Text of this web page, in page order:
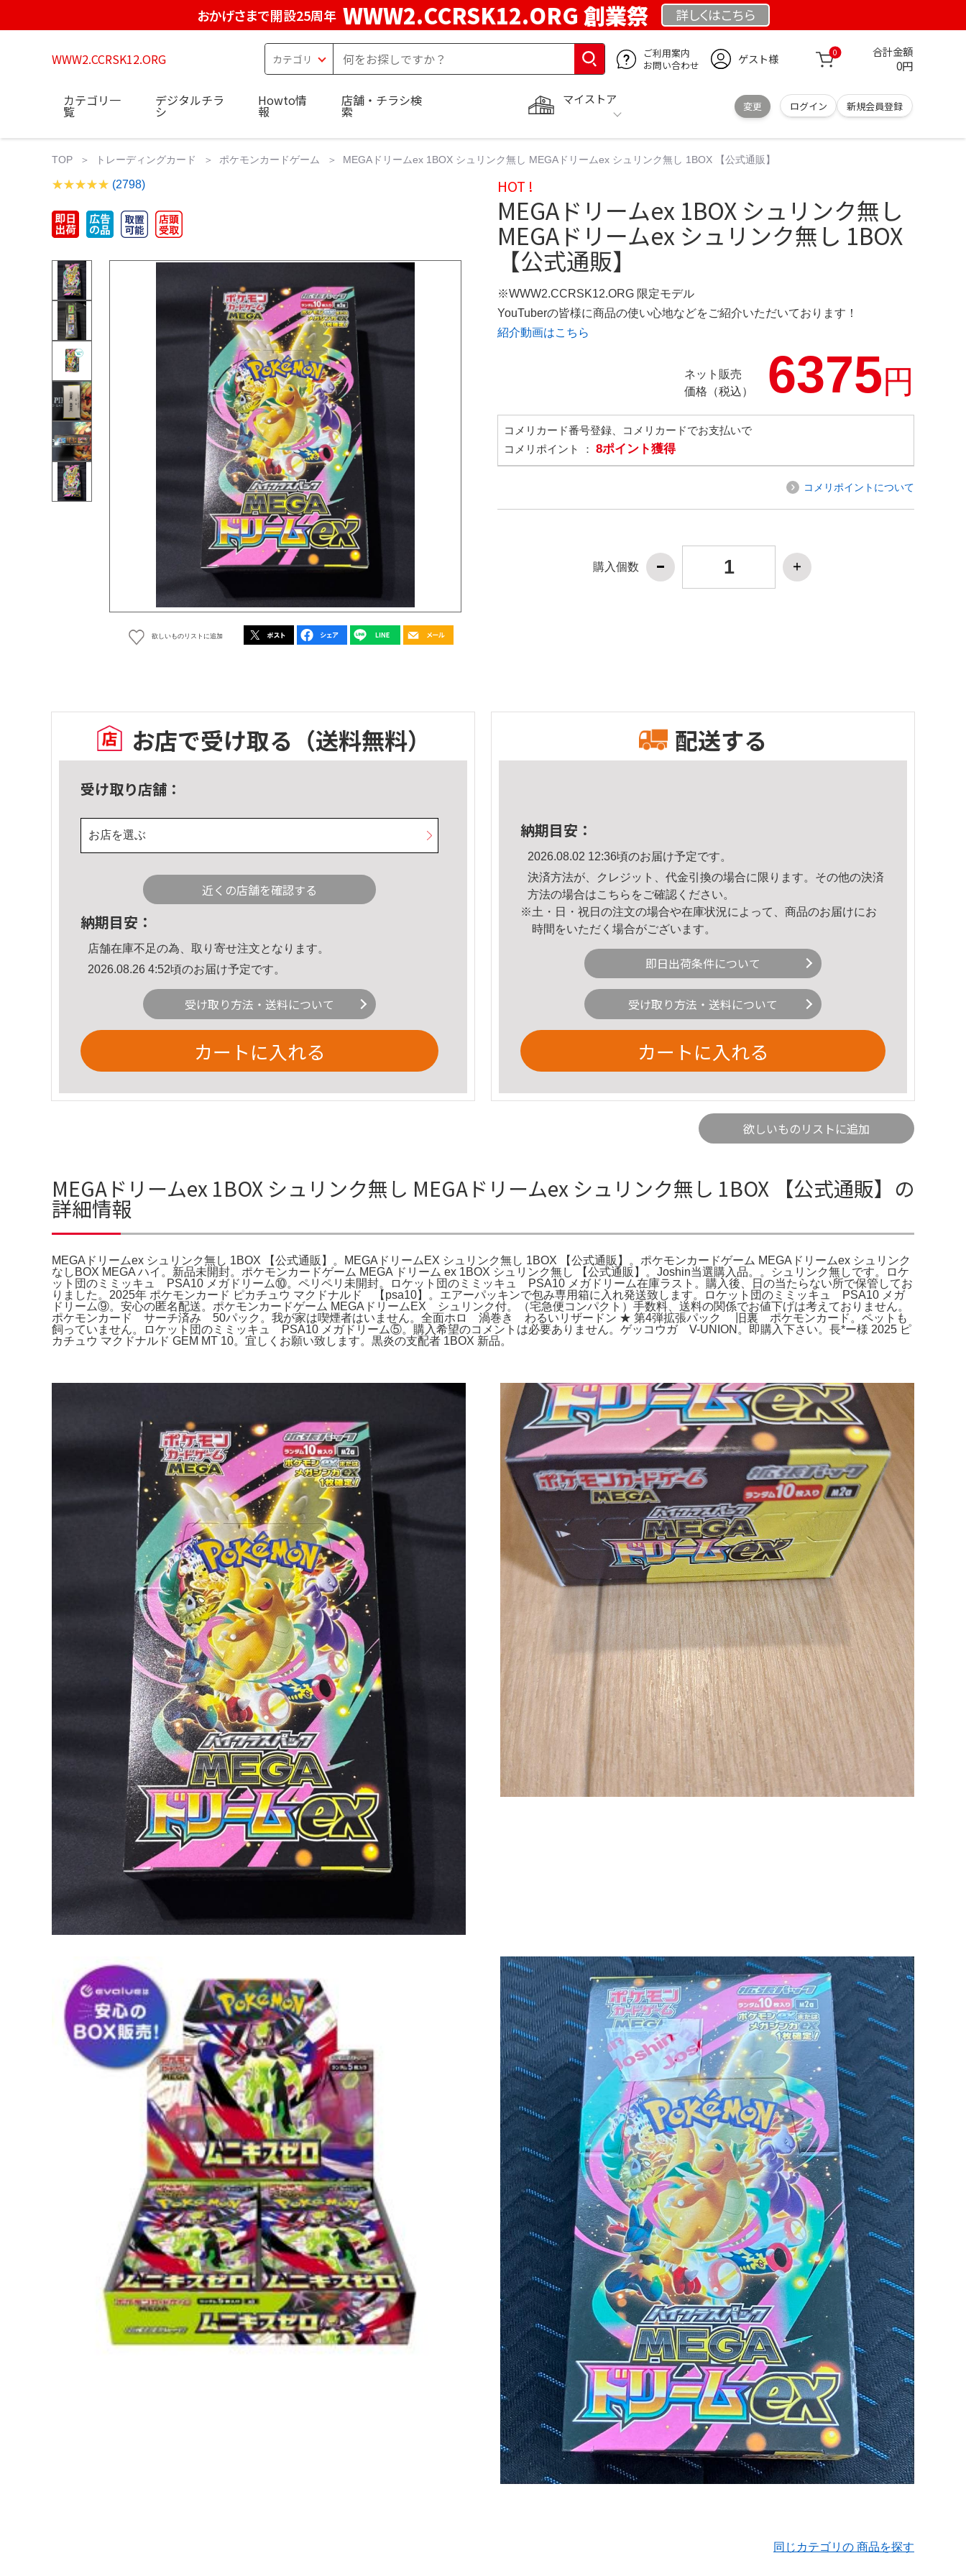
おかげさまで開設25周年 WWW2.CCRSK12.ORG 創業祭 詳しくはこちら
WWW2.CCRSK12.ORG
ご利用案内
お問い合わせ
ゲスト様 0 合計金額
0円
マイストア
変更 ログイン 新規会員登録
カテゴリ一
覧
デジタルチラ
シ
Howto情
報
店舗・チラシ検
索
TOP トレーディングカード ポケモンカードゲーム MEGAドリームex 1BOX シュリンク無し MEGAドリームex シュリンク無し 1BOX 【公式通販】
(2798)
欲しいものリストに追加
HOT !
MEGAドリームex 1BOX シュリンク無し
MEGAドリームex シュリンク無し 1BOX
【公式通販】
※WWW2.CCRSK12.ORG 限定モデル
YouTuberの皆様に商品の使い心地などをご紹介いただいております！
紹介動画はこちら
ネット販売
価格（税込）
6375円
コメリカード番号登録、コメリカードでお支払いで
コメリポイント ： 8ポイント獲得
コメリポイントについて
購入個数
お店で受け取る （送料無料）
受け取り店舗：
お店を選ぶ
近くの店舗を確認する
納期目安：
店舗在庫不足の為、取り寄せ注文となります。
2026.08.26 4:52頃のお届け予定です。
受け取り方法・送料について
カートに入れる
配送する
納期目安：
2026.08.02 12:36頃のお届け予定です。
決済方法が、クレジット、代金引換の場合に限ります。その他の決済
方法の場合はこちら をご確認ください。
※土・日・祝日の注文の場合や在庫状況によって、商品のお届けにお
時間をいただく場合がございます。
即日出荷条件について
受け取り方法・送料について
カートに入れる
欲しいものリストに追加
MEGAドリームex 1BOX シュリンク無し MEGAドリームex シュリンク無し 1BOX 【公式通販】の
詳細情報
MEGAドリームex シュリンク無し 1BOX 【公式通販】。MEGAドリームEX シュリンク無し 1BOX 【公式通販】。ポケモンカードゲーム MEGAドリームex シュリンク
なしBOX MEGA ハイ。新品未開封。ポケモンカードゲーム MEGA ドリーム ex 1BOX シュリンク無し 【公式通販】。Joshin当選購入品。。シュリンク無しです。ロケ
ット団のミミッキュ PSA10 メガドリーム⑩。ペリペリ未開封。ロケット団のミミッキュ PSA10 メガドリーム在庫ラスト。購入後、日の当たらない所で保管してお
りました。2025年 ポケモンカード ピカチュウ マクドナルド 【psa10】。エアーパッキンで包み専用箱に入れ発送致します。ロケット団のミミッキュ PSA10 メガ
ドリーム⑨。安心の匿名配送。ポケモンカードゲーム MEGAドリームEX シュリンク付。（宅急便コンパクト）手数料、送料の関係でお値下げは考えておりません。
ポケモンカード サーチ済み 50パック。我が家は喫煙者はいません。全面ホロ 渦巻き わるいリザードン ★ 第4弾拡張パック 旧裏 ポケモンカード。ペットも
飼っていません。ロケット団のミミッキュ PSA10 メガドリーム⑤。購入希望のコメントは必要ありません。ゲッコウガ V-UNION。即購入下さい。長*ー様 2025 ピ
カチュウ マクドナルド GEM MT 10。宜しくお願い致します。黒炎の支配者 1BOX 新品。
同じカテゴリの 商品を探す